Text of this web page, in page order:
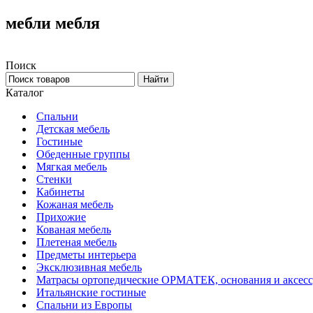
мебли мебля
Поиск
Каталог
Спальни
Детская мебель
Гостиные
Обеденные группы
Мягкая мебель
Стенки
Кабинеты
Кожаная мебель
Прихожие
Кованая мебель
Плетеная мебель
Предметы интерьера
Эксклюзивная мебель
Матрасы ортопедические ОРМАТЕК, основания и
Итальянские гостиные
Спальни из Европы